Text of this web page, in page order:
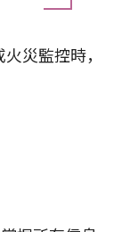
災監控時，